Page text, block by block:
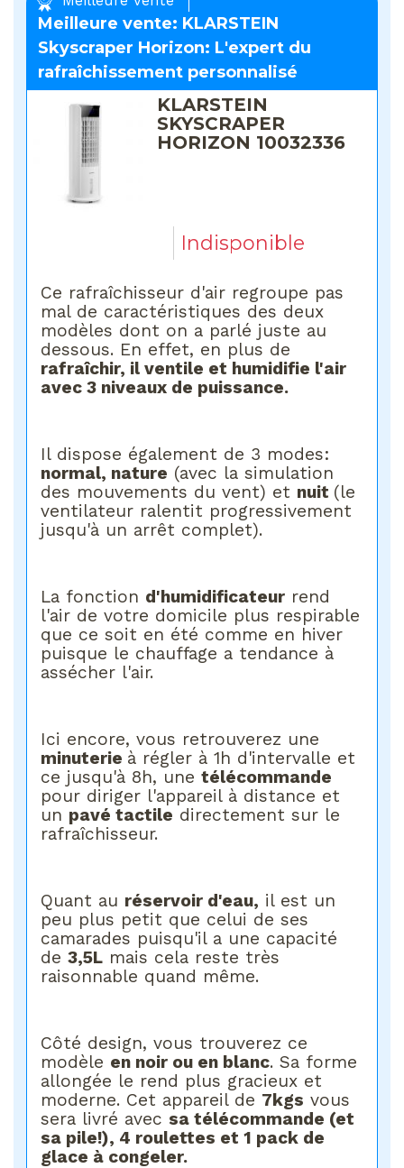
Meilleure vente: KLARSTEIN
Skyscraper Horizon: L'expert du
rafraîchissement personnalisé
KLARSTEIN
SKYSCRAPER
HORIZON 10032336
Indisponible
Ce rafraîchisseur d'air regroupe pas
mal de caractéristiques des deux
modèles dont on a parlé juste au
dessous. En effet, en plus de
rafraîchir, il ventile et humidifie l'air
avec 3 niveaux de puissance.
Il dispose également de 3 modes:
normal, nature (avec la simulation
des mouvements du vent) et nuit (le
ventilateur ralentit progressivement
jusqu'à un arrêt complet).
La fonction d'humidificateur rend
l'air de votre domicile plus respirable
que ce soit en été comme en hiver
puisque le chauffage a tendance à
assécher l'air.
Ici encore, vous retrouverez une
minuterie à régler à 1h d'intervalle et
ce jusqu'à 8h, unetélécommande
pour diriger l'appareil à distance et
un pavé tactile directement sur le
rafraîchisseur.
Quant au réservoir d'eau, il est un
peu plus petit que celui de ses
camarades puisqu'il a une capacité
de3,5L mais cela reste très
raisonnable quand même.
Côté design, vous trouverez ce
modèle en noir ou en blanc. Sa forme
allongée le rend plus gracieux et
moderne. Cet appareil de 7kgs vous
sera livré avec sa télécommande (et
sa pile!), 4 roulettes et 1 pack de
glace à congeler.